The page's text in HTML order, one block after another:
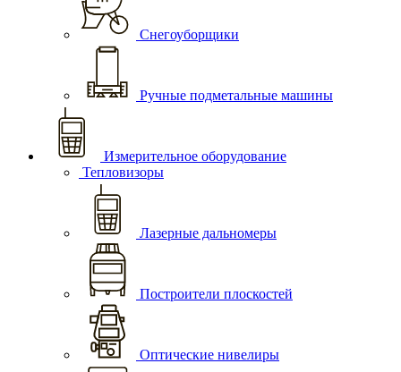
Снегоуборщики
Ручные подметальные машины
Измерительное оборудование
Тепловизоры
Лазерные дальномеры
Построители плоскостей
Оптические нивелиры